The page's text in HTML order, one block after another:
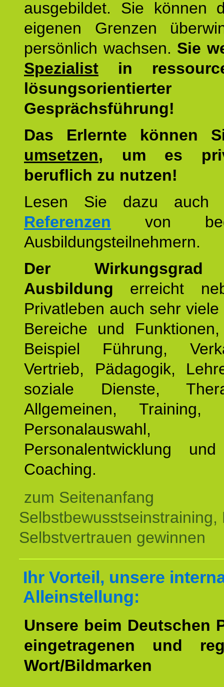
ausgebildet. Sie können
eigenen Grenzen
persönlich wachsen. Sie
Spezialist in
lösungsorientierter
Gesprächsführung!
Das Erlernte können
umsetzen, um es
beruflich zu nutzen!
Lesen Sie dazu
Referenzen von
Ausbildungsteilnehmern.
Der
Ausbildung erreicht
Privatleben auch sehr
Bereiche und
Beispiel Führung,
Vertrieb, Pädagogik,
soziale Dienste,
Allgemeinen, Training,
Personalauswahl,
Personalentwicklung
Coaching.
zum Seitenanfang
Selbstbewusstseinstraining,
Selbstvertrauen gewinnen
Ihr Vorteil, unsere
Alleinstellung:
Unsere beim Deutschen
eingetragenen und
Wort/Bildmarken